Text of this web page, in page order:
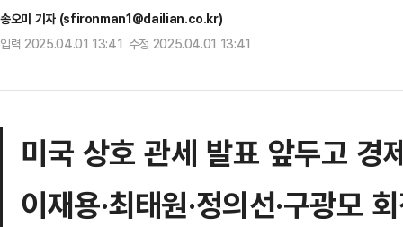
송오미 기자 (sfironman1@dailian.co.kr)
입력 2025.04.01 13:41 수정 2025.04.01 13:41
미국 상호 관세 발표 앞두고 경
이재용·최태원·정의선·구광모